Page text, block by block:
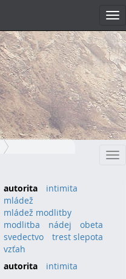
autorita
intimita
mládež
mládež modlitby
modlitba
nádej
obeta
svedectvo
trest slepota
vzťah
autorita (1)intimita